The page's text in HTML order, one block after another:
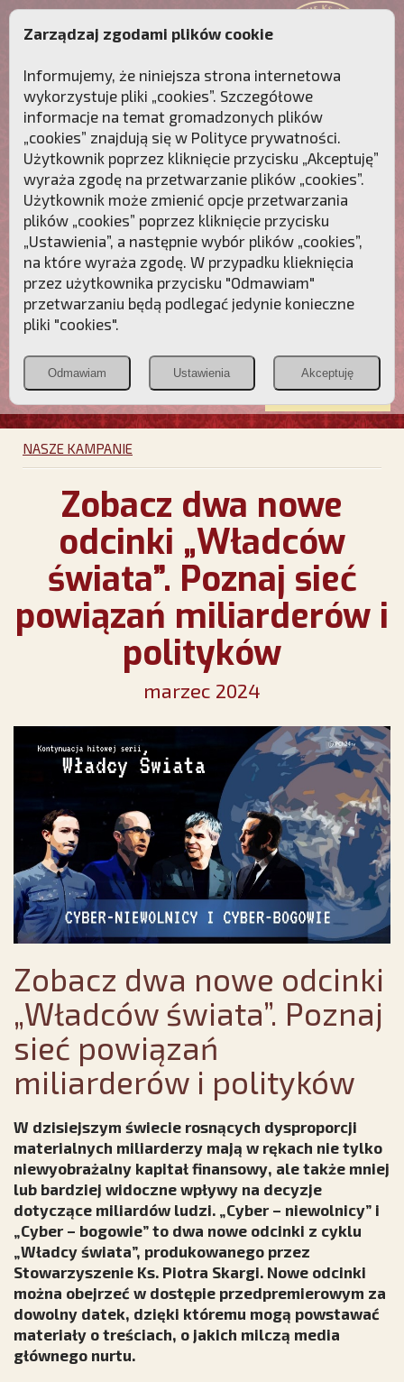
Przebudźmy sumienia Polaków!
Polonia
Christiana
PCh24.pl
Przymierze
POZNAJ APOSTOLAT FATIMY WESPRZYJ
NAS
NASZE KAMPANIE
Zobacz dwa nowe
odcinki „Władców
świata”. Poznaj sieć
powiązań miliarderów i
polityków
marzec 2024
Zobacz dwa nowe odcinki
„Władców świata”. Poznaj
sieć powiązań
miliarderów i polityków
W dzisiejszym świecie rosnących dysproporcji
materialnych miliarderzy mają w rękach nie tylko
niewyobrażalny kapitał finansowy, ale także mniej
lub bardziej widoczne wpływy na decyzje
dotyczące miliardów ludzi. „Cyber – niewolnicy” i
„Cyber – bogowie” to dwa nowe odcinki z cyklu
„Władcy świata”, produkowanego przez
Stowarzyszenie Ks. Piotra Skargi. Nowe odcinki
można obejrzeć w dostępie przedpremierowym za
dowolny datek, dzięki któremu mogą powstawać
materiały o treściach, o jakich milczą media
głównego nurtu.
Zarządzaj zgodami plików cookie
Informujemy, że niniejsza strona internetowa
wykorzystuje pliki „cookies”. Szczegółowe
informacje na temat gromadzonych plików
„cookies” znajdują się w Polityce prywatności.
Użytkownik poprzez kliknięcie przycisku „Akceptuję”
wyraża zgodę na przetwarzanie plików „cookies”.
Użytkownik może zmienić opcje przetwarzania
plików „cookies” poprzez kliknięcie przycisku
„Ustawienia”, a następnie wybór plików „cookies”,
na które wyraża zgodę. W przypadku klieknięcia
przez użytkownika przycisku "Odmawiam"
przetwarzaniu będą podlegać jedynie konieczne
pliki "cookies".
Odmawiam Ustawienia Akceptuję